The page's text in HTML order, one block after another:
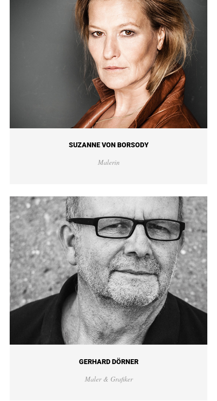
SUZANNE VON BORSODY
Malerin
GERHARD DÖRNER
Maler & Grafiker